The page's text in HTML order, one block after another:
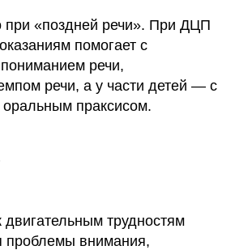
при «поздней речи». При ДЦП
помогает с
речи,
речи, а у части детей — с
праксисом.
двигательным трудностям
проблемы внимания,